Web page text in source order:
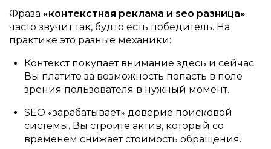
Фраза «контекстная реклама и seo разница»
часто звучит так, будто есть победитель. На
практике это разные механики:
Контекст покупает внимание здесь и сейчас.
Вы платите за возможность попасть в поле
зрения пользователя в нужный момент.
SEO «зарабатывает» доверие поисковой
системы. Вы строите актив, который со
временем снижает стоимость обращения.